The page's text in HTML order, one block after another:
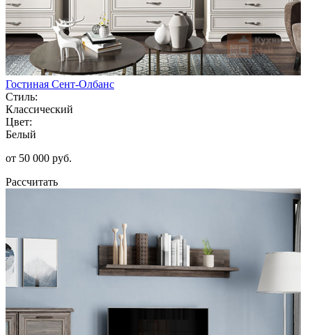
Гостиная Сент-Олбанс
Стиль:
Классический
Цвет:
Белый
от 50 000 руб.
Рассчитать